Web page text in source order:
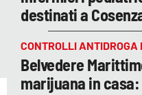
destinati a
CONTROLLI
Belvedere
marijuana in